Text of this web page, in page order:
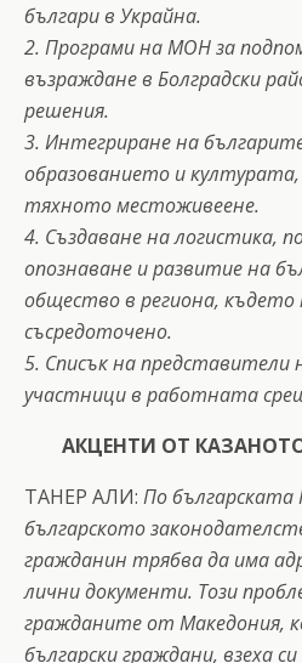
българи в Украйна.
2. Програми на МОН за
възраждане в Болградски
решения.
3. Интегриране на
образованието и
тяхното местоживеене.
4. Създаване на логистика,
опознаване и развитие на
общество в региона,
съсредоточено.
5. Списък на представители
участници в работната
АКЦЕНТИ ОТ
ТАНЕР АЛИ: По
българското
гражданин трябва да има
лични документи. Този
гражданите от Македония,
български граждани, взеха